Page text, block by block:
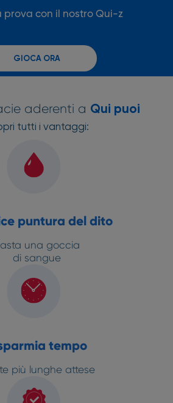
prova con il nostro Qui-z
GIOCA ORA
aderenti a Qui puoi
tutti i vantaggi:
puntura del dito
una goccia
di sangue
tempo
più lunghe attese